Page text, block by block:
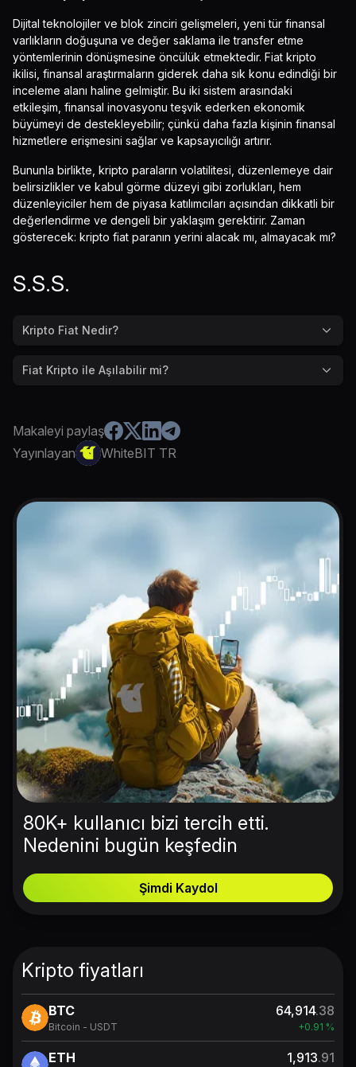
Dijital teknolojiler ve blok zinciri gelişmeleri, yeni tür finansal
varlıkların doğuşuna ve değer saklama ile transfer etme
yöntemlerinin dönüşmesine öncülük etmektedir. Fiat kripto
ikilisi, finansal araştırmaların giderek daha sık konu edindiği bir
inceleme alanı haline gelmiştir. Bu iki sistem arasındaki
etkileşim, finansal inovasyonu teşvik ederken ekonomik
büyümeyi de destekleyebilir; çünkü daha fazla kişinin finansal
hizmetlere erişmesini sağlar ve kapsayıcılığı artırır.
Bununla birlikte, kripto paraların volatilitesi, düzenlemeye dair
belirsizlikler ve kabul görme düzeyi gibi zorlukları, hem
düzenleyiciler hem de piyasa katılımcıları açısından dikkatli bir
değerlendirme ve dengeli bir yaklaşım gerektirir. Zaman
gösterecek: kripto fiat paranın yerini alacak mı, almayacak mı?
S.S.S.
Kripto Fiat Nedir?
Fiat Kripto ile Aşılabilir mi?
Makaleyi paylaş
Yayınlayan
WhiteBIT TR
80K+ kullanıcı bizi tercih etti.
Nedenini bugün keşfedin
Şimdi Kaydol
Kripto fiyatları
BTC
Bitcoin - USDT
64,914.38
+0.91 %
ETH 1,913.91